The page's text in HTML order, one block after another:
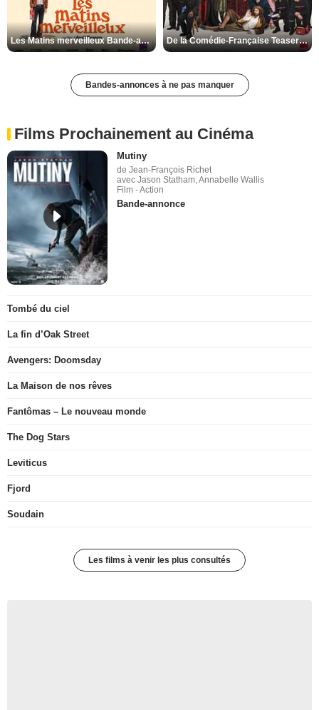
Les Matins merveilleux Bande-annonce VF De la Comédie-Française Teaser VF
Bandes-annonces à ne pas manquer
Films Prochainement au Cinéma
Mutiny
de Jean-François Richet
avec Jason Statham, Annabelle Wallis
Film - Action
Bande-annonce
Tombé du ciel
La fin d’Oak Street
Avengers: Doomsday
La Maison de nos rêves
Fantômas – Le nouveau monde
The Dog Stars
Leviticus
Fjord
Soudain
Les films à venir les plus consultés